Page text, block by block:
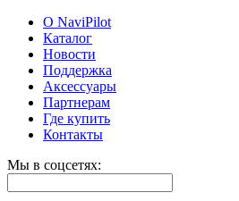
О NaviPilot
Каталог
Новости
Поддержка
Аксессуары
Партнерам
Где купить
Контакты
Мы в соцсетях: